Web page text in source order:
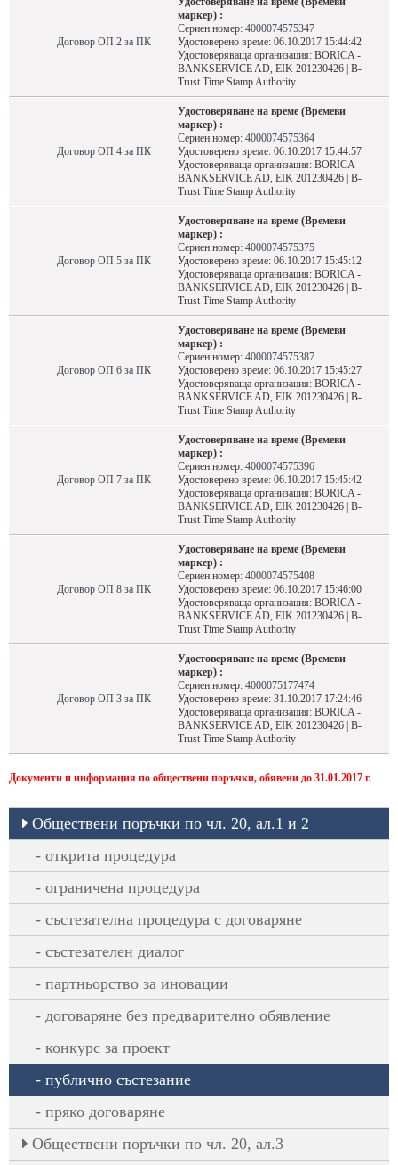
Договор ОП 2 за ПК
маркер) :
Сериен номер: 4000074575347
Удостоверено време: 06.10.2017 15:44:42
Удостоверяваща организация: BORICA -
BANKSERVICE AD, EIK 201230426 | B-
Trust Time Stamp Authority
Договор ОП 4 за ПК
Удостоверяване на време (Времеви
маркер) :
Сериен номер: 4000074575364
Удостоверено време: 06.10.2017 15:44:57
Удостоверяваща организация: BORICA -
BANKSERVICE AD, EIK 201230426 | B-
Trust Time Stamp Authority
Договор ОП 5 за ПК
Удостоверяване на време (Времеви
маркер) :
Сериен номер: 4000074575375
Удостоверено време: 06.10.2017 15:45:12
Удостоверяваща организация: BORICA -
BANKSERVICE AD, EIK 201230426 | B-
Trust Time Stamp Authority
Договор ОП 6 за ПК
Удостоверяване на време (Времеви
маркер) :
Сериен номер: 4000074575387
Удостоверено време: 06.10.2017 15:45:27
Удостоверяваща организация: BORICA -
BANKSERVICE AD, EIK 201230426 | B-
Trust Time Stamp Authority
Договор ОП 7 за ПК
Удостоверяване на време (Времеви
маркер) :
Сериен номер: 4000074575396
Удостоверено време: 06.10.2017 15:45:42
Удостоверяваща организация: BORICA -
BANKSERVICE AD, EIK 201230426 | B-
Trust Time Stamp Authority
Договор ОП 8 за ПК
Удостоверяване на време (Времеви
маркер) :
Сериен номер: 4000074575408
Удостоверено време: 06.10.2017 15:46:00
Удостоверяваща организация: BORICA -
BANKSERVICE AD, EIK 201230426 | B-
Trust Time Stamp Authority
Договор ОП 3 за ПК
Удостоверяване на време (Времеви
маркер) :
Сериен номер: 4000075177474
Удостоверено време: 31.10.2017 17:24:46
Удостоверяваща организация: BORICA -
BANKSERVICE AD, EIK 201230426 | B-
Trust Time Stamp Authority
Документи и информация по обществени поръчки, обявени до 31.01.2017 г.
Oбществени поръчки по чл. 20, ал.1 и 2
открита процедура
ограничена процедура
състезателна процедура с договаряне
състезателен диалог
партньорство за иновации
договаряне без предварително обявление
конкурс за проект
публично състезание
пряко договаряне
Oбществени поръчки по чл. 20, ал.3